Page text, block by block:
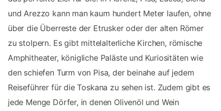
und Arezzo kann man kaum hundert Meter laufen, ohne
über die Überreste der Etrusker oder der alten Römer
zu stolpern. Es gibt mittelalterliche Kirchen, römische
Amphitheater, königliche Paläste und Kuriositäten wie
den schiefen Turm von Pisa, der beinahe auf jedem
Reiseführer für die Toskana zu sehen ist. Zudem gibt es
jede Menge Dörfer, in denen Olivenöl und Wein